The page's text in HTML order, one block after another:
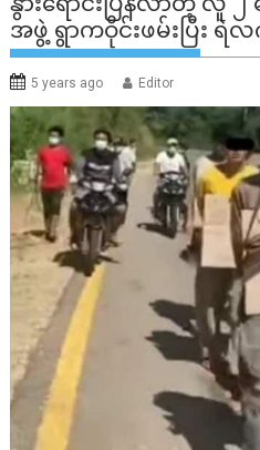
အဖွဲ့ ရွာကဝိုင်းဖမ်းပြီး
5 years ago Editor